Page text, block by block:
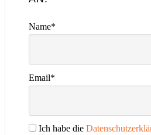
Name*
Email*
Ich habe die